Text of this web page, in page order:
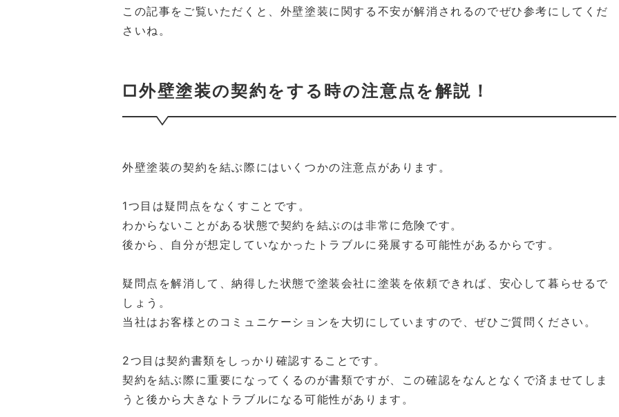
この記事をご覧いただくと、外壁塗装に関する不安が解消されるのでぜひ参考にしてくだ
さいね。
□外壁塗装の契約をする時の注意点を解説！
外壁塗装の契約を結ぶ際にはいくつかの注意点があります。
1つ目は疑問点をなくすことです。
わからないことがある状態で契約を結ぶのは非常に危険です。
後から、自分が想定していなかったトラブルに発展する可能性があるからです。
疑問点を解消して、納得した状態で塗装会社に塗装を依頼できれば、安心して暮らせるで
しょう。
当社はお客様とのコミュニケーションを大切にしていますので、ぜひご質問ください。
2つ目は契約書類をしっかり確認することです。
契約を結ぶ際に重要になってくるのが書類ですが、この確認をなんとなくで済ませてしま
うと後から大きなトラブルになる可能性があります。